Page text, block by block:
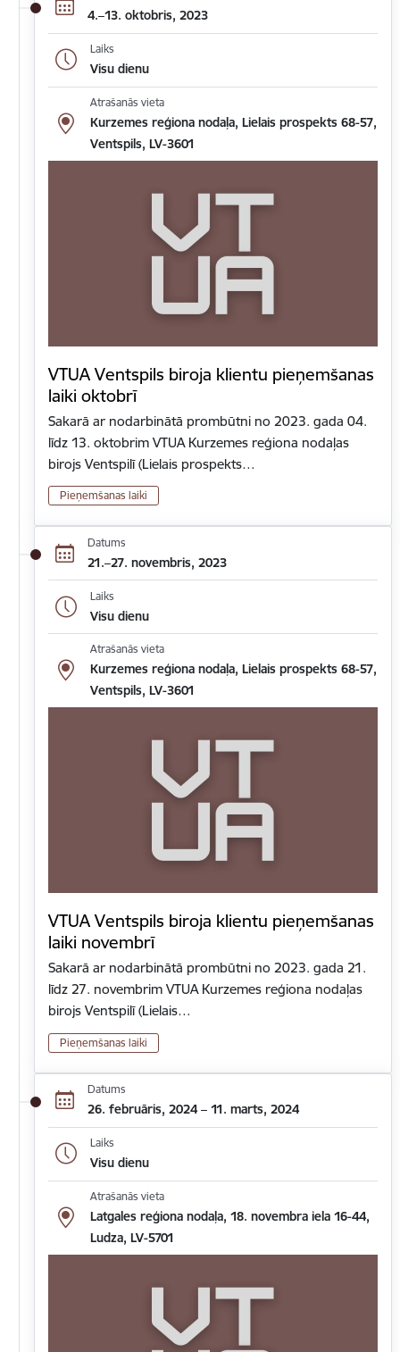
4.–13. oktobris, 2023
Laiks
Visu dienu
Atrašanās vieta
Kurzemes reģiona nodaļa, Lielais prospekts 68-57,
Ventspils, LV-3601
VTUA Ventspils biroja klientu pieņemšanas
laiki oktobrī
Sakarā ar nodarbinātā prombūtni no 2023. gada 04.
līdz 13. oktobrim VTUA Kurzemes reģiona nodaļas
birojs Ventspilī (Lielais prospekts…
Pieņemšanas laiki
Datums
21.–27. novembris, 2023
Laiks
Visu dienu
Atrašanās vieta
Kurzemes reģiona nodaļa, Lielais prospekts 68-57,
Ventspils, LV-3601
VTUA Ventspils biroja klientu pieņemšanas
laiki novembrī
Sakarā ar nodarbinātā prombūtni no 2023. gada 21.
līdz 27. novembrim VTUA Kurzemes reģiona nodaļas
birojs Ventspilī (Lielais…
Pieņemšanas laiki
Datums
26. februāris, 2024 – 11. marts, 2024
Laiks
Visu dienu
Atrašanās vieta
Latgales reģiona nodaļa, 18. novembra iela 16-44,
Ludza, LV-5701